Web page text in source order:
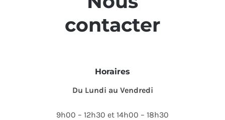
contacter
Horaires
Du Lundi au Vendredi
9h00 – 12h30 et 14h00 – 18h30